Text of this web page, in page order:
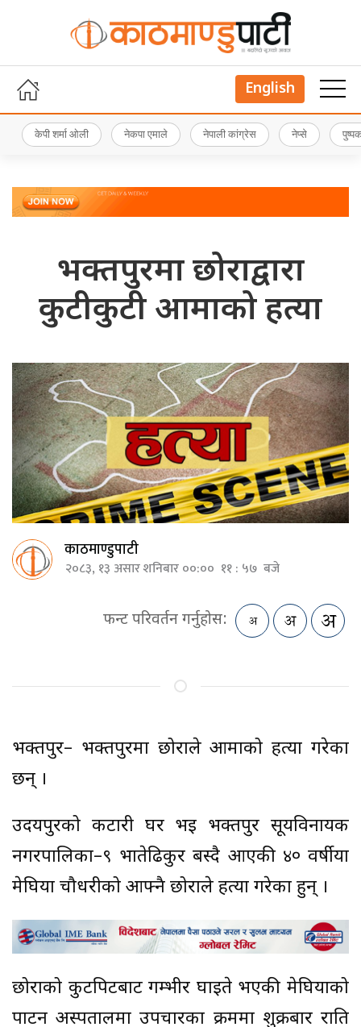
English
केपी शर्मा ओली नेकपा एमाले नेपाली कांग्रेस नेप्से
भक्तपुरमा छोराद्वारा
कुटीकुटी आमाको हत्या
काठमाण्डुपाटी
२०८३, १३ असार शनिबार ००:०० ११ : ५७ बजे
फन्ट परिवर्तन गर्नुहोस:
भक्तपुर– भक्तपुरमा छोराले आमाको हत्या गरेका
छन् ।
उदयपुरको कटारी घर भई भक्तपुर सूर्यविनायक
नगरपालिका–९ भातेढिकुर बस्दै आएकी ४० वर्षीया
मेघिया चौधरीको आफ्नै छोराले हत्या गरेका हुन् ।
छोराको कुटपिटबाट गम्भीर घाइते भएकी मेघियाको
पाटन अस्पतालमा उपचारका क्रममा शुक्रबार राति